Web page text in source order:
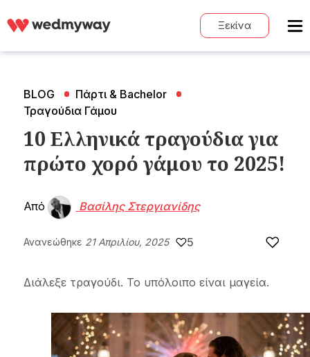
Ξεκίνα
BLOG
Πάρτι & Bachelor
Τραγούδια Γάμου
10 Ελληνικά τραγούδια για
πρώτο χορό γάμου το 2025!
Από Βασίλης Στεργιανίδης
Ανανεώθηκε 21 Απριλίου, 2025 5
Διάλεξε τραγούδι. Το υπόλοιπο είναι μαγεία.